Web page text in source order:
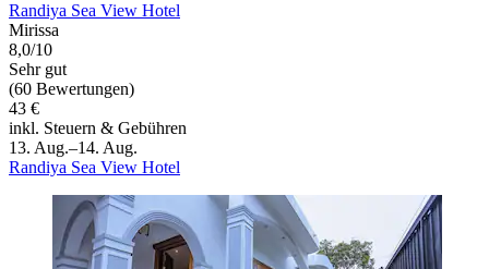
Randiya Sea View Hotel
Mirissa
8,0/10
Sehr gut
(60 Bewertungen)
43 €
inkl. Steuern & Gebühren
13. Aug.–14. Aug.
Randiya Sea View Hotel